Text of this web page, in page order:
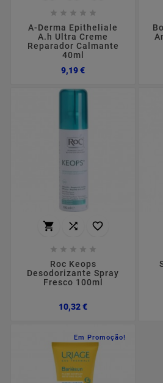
    
A-Derma Epitheliale
A.h Ultra Creme
Reparador Calmante
40ml
9,19 €Preço
  
    
Roc Keops
Desodorizante Spray
Fresco 100ml
10,32 €Preço
Em Promoção!